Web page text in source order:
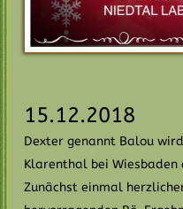
15.12.2018
Dexter genannt Balou
Klarenthal bei Wiesbaden
Zunächst einmal